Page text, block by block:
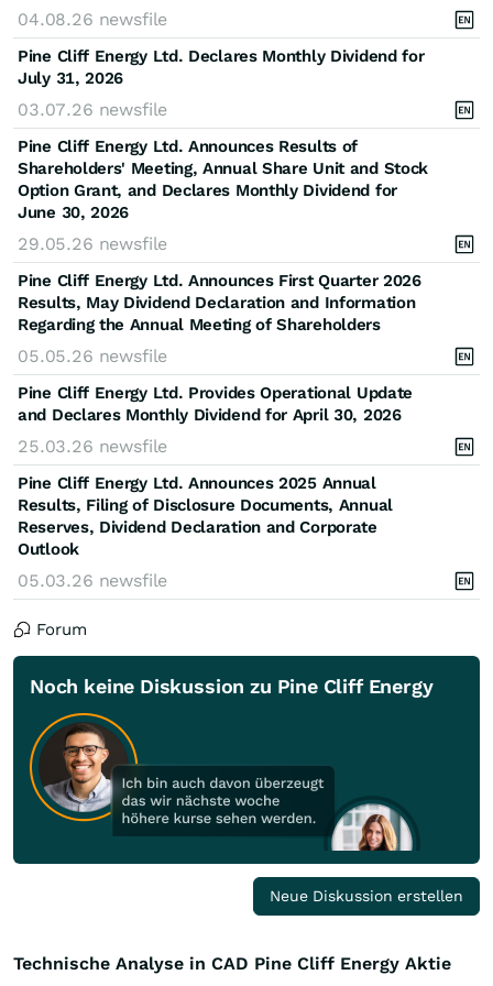
04.08.26 newsfile
Pine Cliff Energy Ltd. Declares Monthly Dividend for
July 31, 2026
03.07.26 newsfile
Pine Cliff Energy Ltd. Announces Results of
Shareholders' Meeting, Annual Share Unit and Stock
Option Grant, and Declares Monthly Dividend for
June 30, 2026
29.05.26 newsfile
Pine Cliff Energy Ltd. Announces First Quarter 2026
Results, May Dividend Declaration and Information
Regarding the Annual Meeting of Shareholders
05.05.26 newsfile
Pine Cliff Energy Ltd. Provides Operational Update
and Declares Monthly Dividend for April 30, 2026
25.03.26 newsfile
Pine Cliff Energy Ltd. Announces 2025 Annual
Results, Filing of Disclosure Documents, Annual
Reserves, Dividend Declaration and Corporate
Outlook
05.03.26 newsfile
Forum
Noch keine Diskussion zu Pine Cliff Energy
Neue Diskussion erstellen
Technische Analyse in CAD Pine Cliff Energy Aktie